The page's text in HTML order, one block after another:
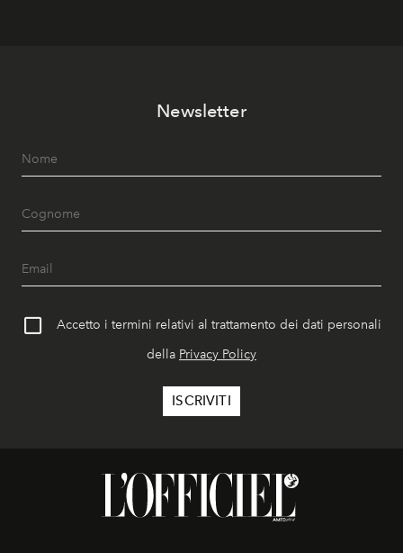
Newsletter
Accetto i termini relativi al trattamento dei dati personali
della Privacy Policy